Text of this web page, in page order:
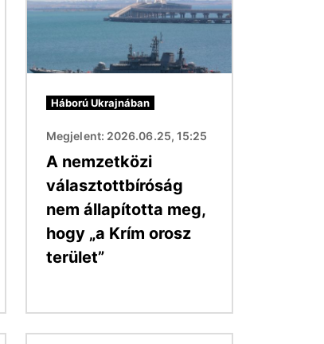
Háború Ukrajnában
Megjelent: 2026.06.25, 15:25
A nemzetközi
választottbíróság
nem állapította meg,
hogy „a Krím orosz
terület”